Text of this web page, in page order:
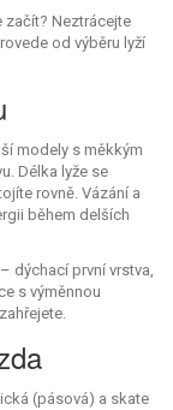
začít? Neztrácejte
od výběru lyží
modely s měkkým
Délka lyže se
rovně. Vázání a
během delších
dýchací první vrstva,
s výměnnou
(pásová) a skate